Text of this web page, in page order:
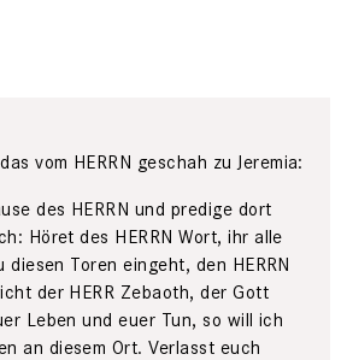
vom HERRN geschah zu Jeremia:
des HERRN und predige dort
Höret des HERRN Wort, ihr alle
diesen Toren eingeht, den HERRN
der HERR Zebaoth, der Gott
Leben und euer Tun, so will ich
an diesem Ort. Verlasst euch